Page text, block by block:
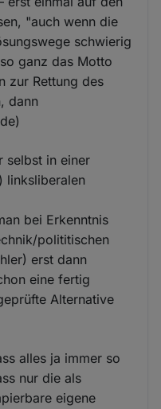
"auch wenn die
schwierig
ganz das Motto
zur Rettung des
dann
selbst in einer
linksliberalen
bei Erkenntnis
polititischen
erst dann
eine fertig
Alternative
alles ja immer so
nur die als
eigene